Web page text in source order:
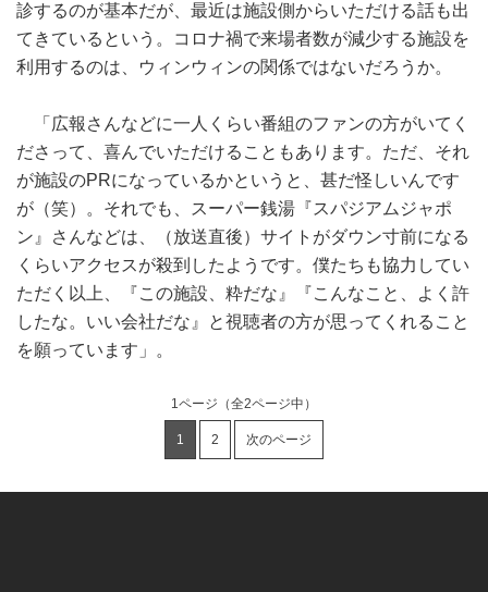
診するのが基本だが、最近は施設側からいただける話も出
てきているという。コロナ禍で来場者数が減少する施設を
利用するのは、ウィンウィンの関係ではないだろうか。
「広報さんなどに一人くらい番組のファンの方がいてく
ださって、喜んでいただけることもあります。ただ、それ
が施設のPRになっているかというと、甚だ怪しいんです
が（笑）。それでも、スーパー銭湯『スパジアムジャポ
ン』さんなどは、（放送直後）サイトがダウン寸前になる
くらいアクセスが殺到したようです。僕たちも協力してい
ただく以上、『この施設、粋だな』『こんなこと、よく許
したな。いい会社だな』と視聴者の方が思ってくれること
を願っています」。
1ページ （全2ページ中）
1 2 次のページ